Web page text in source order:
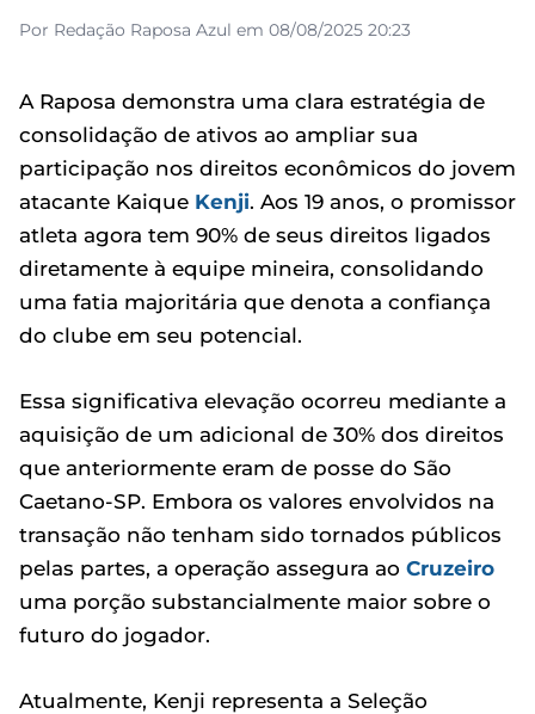
Por Redação Raposa Azul em 08/08/2025 20:23
A Raposa demonstra uma clara estratégia de
consolidação de ativos ao ampliar sua
participação nos direitos econômicos do jovem
atacante Kaique Kenji. Aos 19 anos, o promissor
atleta agora tem 90% de seus direitos ligados
diretamente à equipe mineira, consolidando
uma fatia majoritária que denota a confiança
do clube em seu potencial.
Essa significativa elevação ocorreu mediante a
aquisição de um adicional de 30% dos direitos
que anteriormente eram de posse do São
Caetano-SP. Embora os valores envolvidos na
transação não tenham sido tornados públicos
pelas partes, a operação assegura ao Cruzeiro
uma porção substancialmente maior sobre o
futuro do jogador.
Atualmente, Kenji representa a Seleção